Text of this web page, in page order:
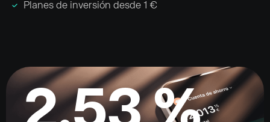
Planes de inversión desde 1 €